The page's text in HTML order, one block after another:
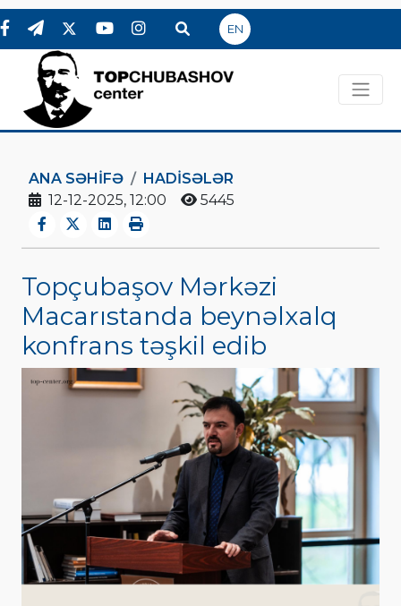
EN
ANA SƏHIFƏ
HADİSƏLƏR
12-12-2025, 12:00
5445
Topçubaşov Mərkəzi
Macarıstanda beynəlxalq
konfrans təşkil edib